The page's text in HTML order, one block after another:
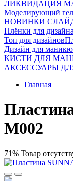
ЛИКВИДАЦИЯ
Моделирующий
НОВИНКИ
Плёнки для
Топ для дизайнов
Дизайн для
КИСТИ ДЛЯ
АКСЕССУАРЫ
Главная
M002
71% Товар